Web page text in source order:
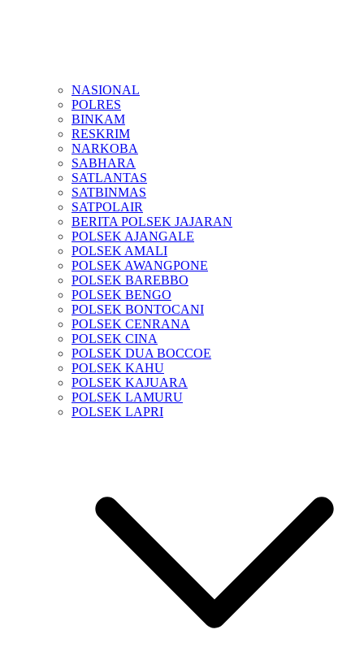
NASIONAL
POLRES
BINKAM
RESKRIM
NARKOBA
SABHARA
SATLANTAS
SATBINMAS
SATPOLAIR
BERITA POLSEK JAJARAN
POLSEK AJANGALE
POLSEK AMALI
POLSEK AWANGPONE
POLSEK BAREBBO
POLSEK BENGO
POLSEK BONTOCANI
POLSEK CENRANA
POLSEK CINA
POLSEK DUA BOCCOE
POLSEK KAHU
POLSEK KAJUARA
POLSEK LAMURU
POLSEK LAPRI